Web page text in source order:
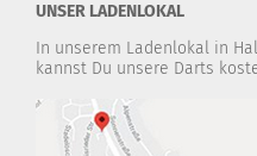
UNSER LADENLOKAL
In unserem Ladenlokal in
kannst Du unsere Darts